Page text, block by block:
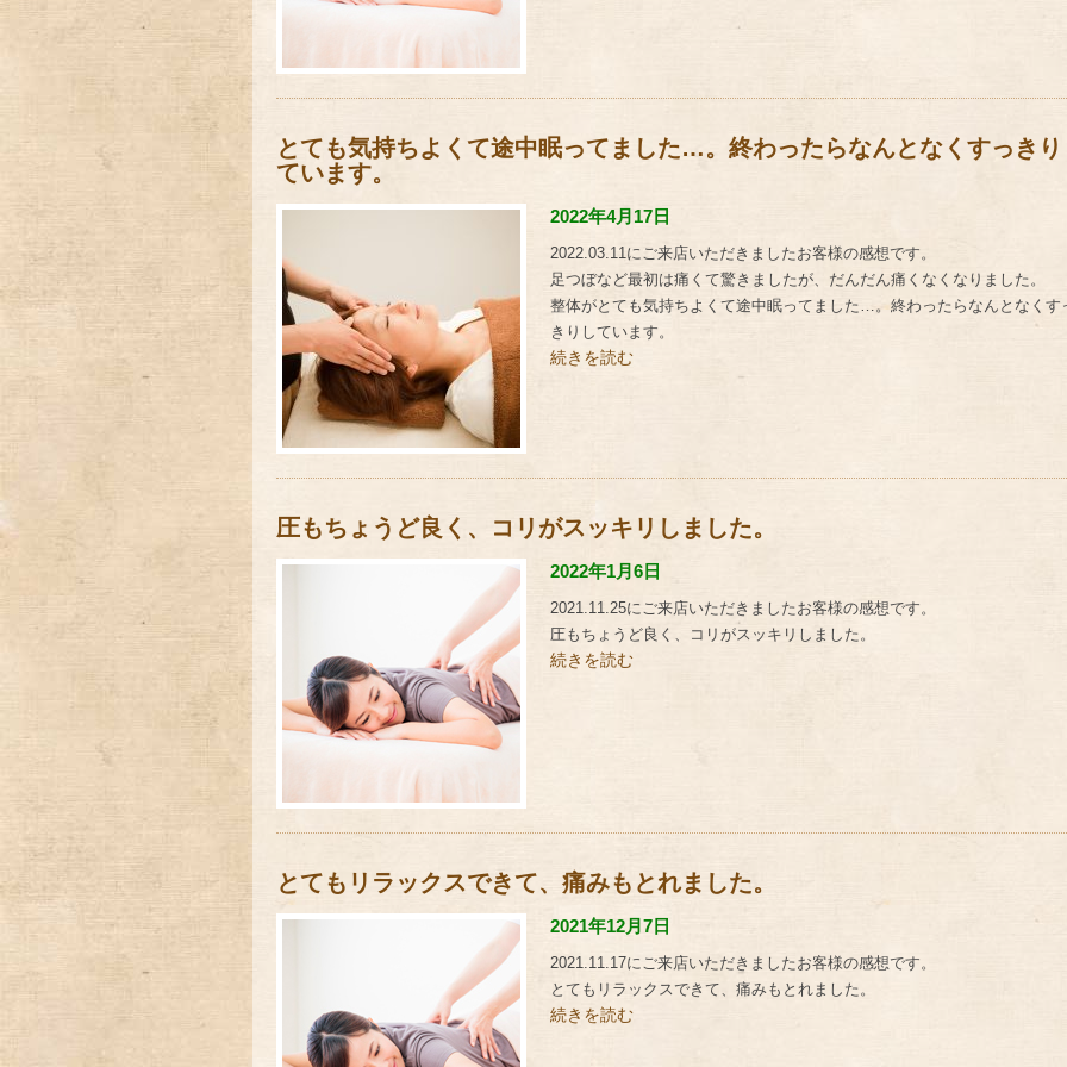
とても気持ちよくて途中眠ってました…。終わったらなんとなくすっきり
ています。
2022年4月17日
2022.03.11にご来店いただきましたお客様の感想です。
足つぼなど最初は痛くて驚きましたが、だんだん痛くなくなりました。
整体がとても気持ちよくて途中眠ってました…。終わったらなんとなくす
きりしています。
続きを読む
圧もちょうど良く、コリがスッキリしました。
2022年1月6日
2021.11.25にご来店いただきましたお客様の感想です。
圧もちょうど良く、コリがスッキリしました。
続きを読む
とてもリラックスできて、痛みもとれました。
2021年12月7日
2021.11.17にご来店いただきましたお客様の感想です。
とてもリラックスできて、痛みもとれました。
続きを読む